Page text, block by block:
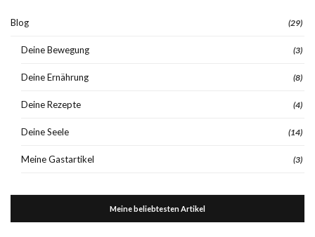
Blog (29)
Deine Bewegung (3)
Deine Ernährung (8)
Deine Rezepte (4)
Deine Seele (14)
Meine Gastartikel (3)
Meine beliebtesten Artikel